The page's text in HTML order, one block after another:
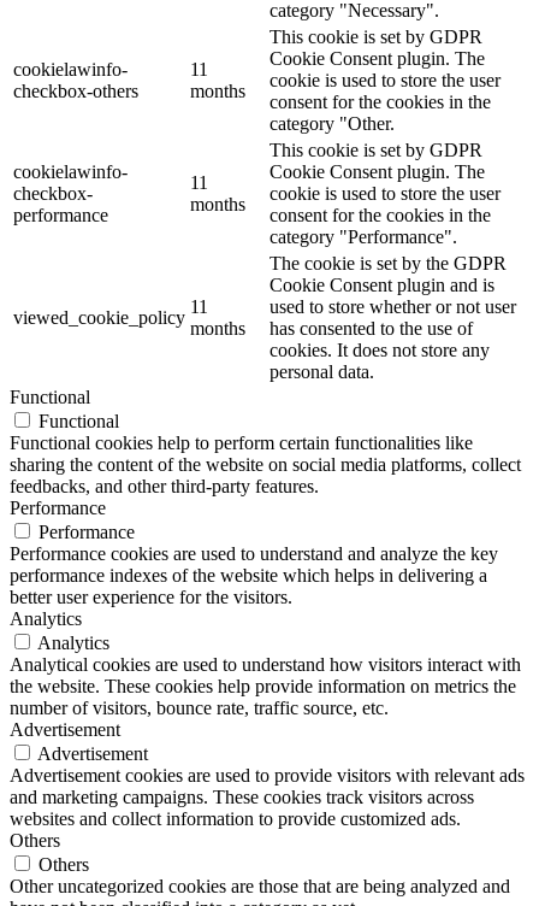
category "Necessary".
cookielawinfo-
checkbox-others
11
months
This cookie is set by GDPR
Cookie Consent plugin. The
cookie is used to store the user
consent for the cookies in the
category "Other.
cookielawinfo-
checkbox-
performance
11
months
This cookie is set by GDPR
Cookie Consent plugin. The
cookie is used to store the user
consent for the cookies in the
category "Performance".
viewed_cookie_policy
11
months
The cookie is set by the GDPR
Cookie Consent plugin and is
used to store whether or not user
has consented to the use of
cookies. It does not store any
personal data.
Functional
Functional
Functional cookies help to perform certain functionalities like
sharing the content of the website on social media platforms, collect
feedbacks, and other third-party features.
Performance
Performance
Performance cookies are used to understand and analyze the key
performance indexes of the website which helps in delivering a
better user experience for the visitors.
Analytics
Analytics
Analytical cookies are used to understand how visitors interact with
the website. These cookies help provide information on metrics the
number of visitors, bounce rate, traffic source, etc.
Advertisement
Advertisement
Advertisement cookies are used to provide visitors with relevant ads
and marketing campaigns. These cookies track visitors across
websites and collect information to provide customized ads.
Others
Others
Other uncategorized cookies are those that are being analyzed and